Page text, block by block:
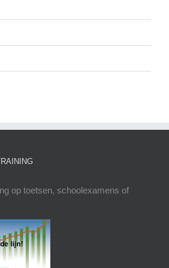
op toetsen, schoolexamens of